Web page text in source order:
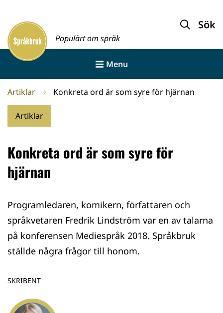
innehållet
Framsida
Populärt om språk
Sök
Menu
Artiklar Konkreta ord är som syre för hjärnan
Artiklar
Konkreta ord är som syre för
hjärnan
Programledaren, komikern, författaren och
språkvetaren Fredrik Lindström var en av talarna
på konferensen Mediespråk 2018. Språkbruk
ställde några frågor till honom.
SKRIBENT